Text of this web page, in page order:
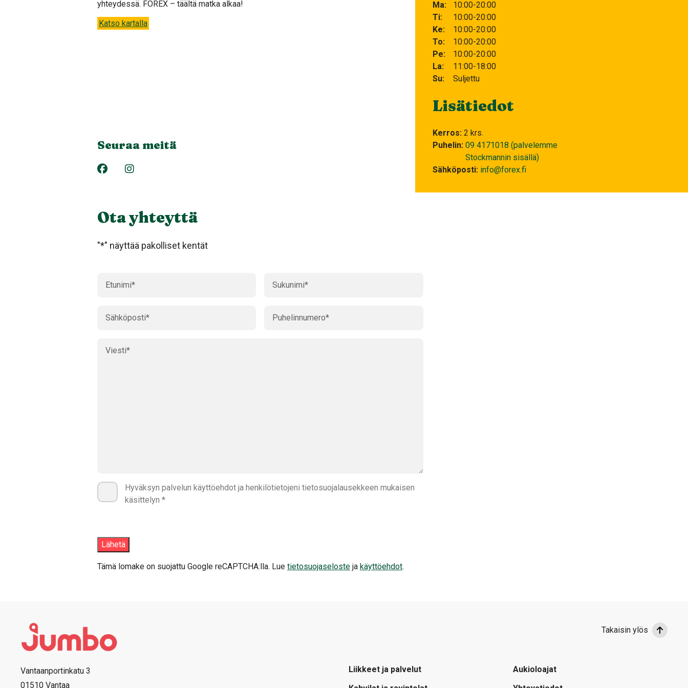
yhteydessä. FOREX – täältä matka alkaa!
Katso kartalla
Seuraa meitä
Ma
10:00-20:00
Ti
10:00-20:00
Ke
10:00-20:00
To
10:00-20:00
Pe
10:00-20:00
La
11:00-18:00
Su
Suljettu
Lisätiedot
Kerros 2 krs.
Puhelin 09 4171018 (palvelemme
Stockmannin sisällä)
Sähköposti info@forex.fi
Ota yhteyttä
"*" näyttää pakolliset kentät
Hyväksyn palvelun käyttöehdot ja henkilötietojeni tietosuojalausekkeen mukaisen
käsittelyn *
Tämä lomake on suojattu Google reCAPTCHA:lla. Lue tietosuojaseloste ja käyttöehdot.
Takaisin ylös
Vantaanportinkatu 3
01510 Vantaa
Liikkeet ja palvelut
Aukioloajat